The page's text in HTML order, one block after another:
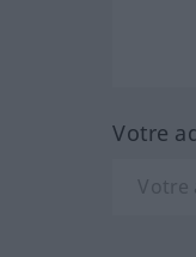
Votre